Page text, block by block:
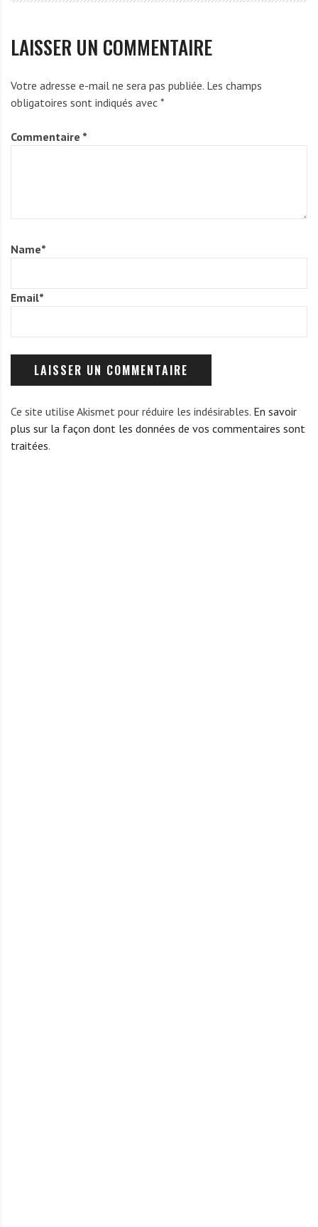
LAISSER UN COMMENTAIRE
Votre adresse e-mail ne sera pas publiée. Les champs
obligatoires sont indiqués avec *
Commentaire *
Name*
Email*
Ce site utilise Akismet pour réduire les indésirables. En savoir
plus sur la façon dont les données de vos commentaires sont
traitées.